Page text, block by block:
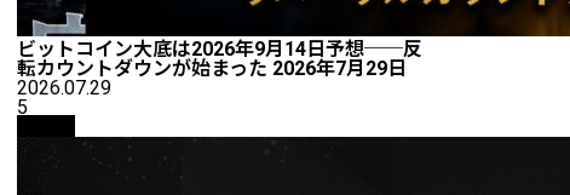
ビットコイン大底は2026年9月14日予想──反
転カウントダウンが始まった 2026年7月29日
2026.07.29
5